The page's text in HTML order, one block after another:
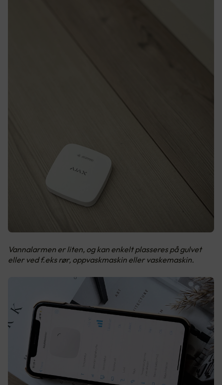
Vannalarmen er liten, og kan enkelt plasseres på gulvet
eller ved f.eks rør, oppvaskmaskin eller vaskemaskin.